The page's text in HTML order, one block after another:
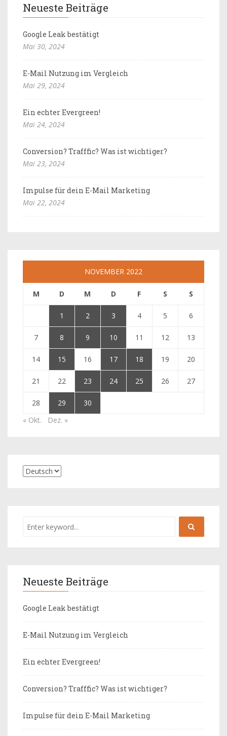
Neueste Beiträge
Google Leak bestätigt
Mai 30, 2024
E-Mail Nutzung im Vergleich
Mai 29, 2024
Ein echter Evergreen!
Mai 24, 2024
Conversion? Trafffic? Was ist wichtiger?
Mai 23, 2024
Impulse für dein E-Mail Marketing
Mai 22, 2024
NOVEMBER 2022
M D M D F S S
1 2 3 4 5 6
7 8 9 10 11 12 13
14 15 16 17 18 19 20
21 22 23 24 25 26 27
28 29
30
« Okt.
Dez. »
Neueste Beiträge
Google Leak bestätigt
E-Mail Nutzung im Vergleich
Ein echter Evergreen!
Conversion? Trafffic? Was ist wichtiger?
Impulse für dein E-Mail Marketing